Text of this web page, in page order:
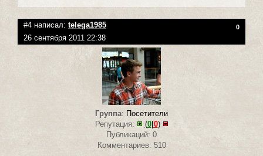
#4 написал: telega1985 0
26 сентября 2011 22:38
Группа: Посетители
Репутация:
(0| 0)
Публикаций: 0
Комментариев: 510